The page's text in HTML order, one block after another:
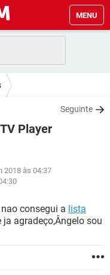
MENU
Seguinte
Player
2018 às 04:37
consegui a lista
agradeço,Ângelo sou